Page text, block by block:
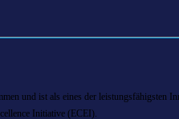
und ist als eines der leistungsfähigsten
Initiative (ECEI).